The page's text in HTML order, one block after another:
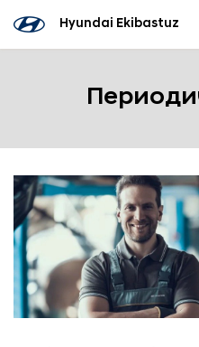
Hyundai Ekibastuz